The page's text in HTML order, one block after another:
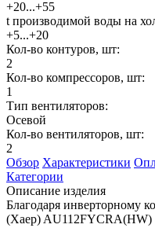
+20...+55
t производимой воды на
+5...+20
Кол-во контуров, шт:
2
Кол-во компрессоров, шт:
1
Тип вентиляторов:
Осевой
Кол-во вентиляторов, шт:
2
Обзор Характеристики
Категории
Описание изделия
Благодаря инверторному
(Хаер) AU112FYCRA(HW)